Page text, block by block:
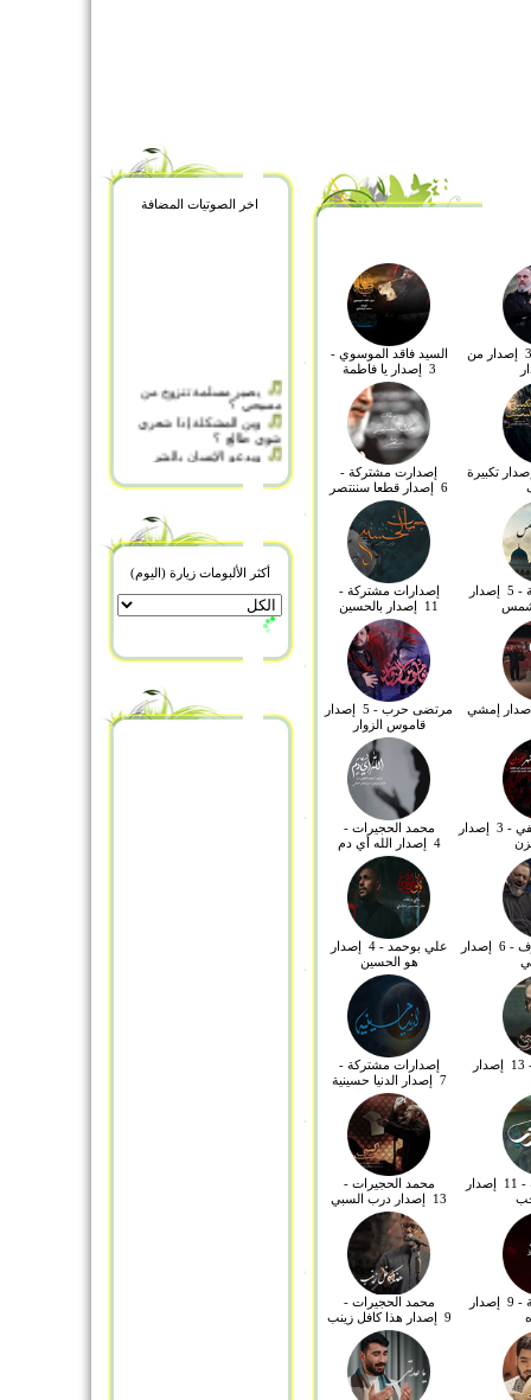
اخر الصوتيات المضافة
يصير مسلمة تتزوج من
مسيحي ؟
وين المشكلة إذا شعري
شوي طالع ؟
ويدعو الإنسان بالشر
ولدى يسأل أين الله تعالى ؟
وطفقا يخصفان
هل نحن مجبورين على
المعاصي والطاعات ؟
بالقرب من البرتغال ؟
هل تطعيم كوفيد 19 يفطر
؟
الثلث الأخير من الليل ؟
هل الحبر يمنع من صحة
الوضوء ؟
أكثر الألبومات زيارة (اليوم)
باسم الكربلائي - 3 إصدار من
السيد فاقد الموسوي -
3 إصدار يا فاطمة
البياتي - 3 إصدار تكبيرة
إصدارت مشتركة -
6 إصدار قطعا سننتصر
إصدارات مشتركة - 5 إصدار
إصدارات مشتركة -
11 إصدار بالحسين
مرتضى حرب - 5 إصدار
قاموس الزوار
أحمد الفتلاوي النجفي - 3 إصدار
محمد الحجيرات -
4 إصدار الله أي دم
الشيخ حسين الاكرف - 6 إصدار
علي بوحمد - 4 إصدار
هو الحسين
باسم الكربلائي - 13 إصدار
إصدارات مشتركة -
7 إصدار الدنيا حسينية
إصدارات مشتركة - 11 إصدار
محمد الحجيرات -
13 إصدار درب السبي
إصدارات مشتركة - 9 إصدار
محمد الحجيرات -
9 إصدار هذا كافل زينب